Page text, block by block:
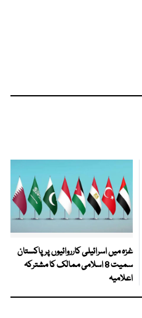
غزہ میں اسرائیلی کارروائیوں پر پاکستان
سمیت 8 اسلامی ممالک کا مشترکہ
اعلامیہ